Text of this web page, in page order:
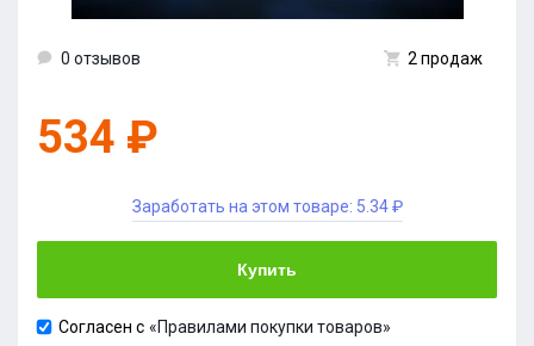
0 отзывов 2 продаж
534 ₽
Заработать на этом товаре: 5.34 ₽
Купить
Согласен с «Правилами покупки товаров»